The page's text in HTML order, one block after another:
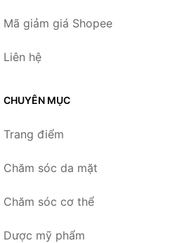
Mã giảm giá Shopee
Liên hệ
CHUYÊN MỤC
Trang điểm
Chăm sóc da mặt
Chăm sóc cơ thể
Dược mỹ phẩm